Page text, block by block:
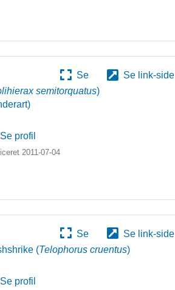
Se
Se link-side
semitorquatus)
)
Se profil
2011-07-04
Se
Se link-side
(Telophorus cruentus)
Se profil